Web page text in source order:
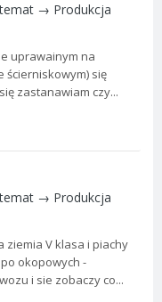
→ Produkcja
uprawainym na
ścierniskowym) się
zastanawiam czy...
→ Produkcja
ziemia V klasa i piachy
okopowych -
i sie zobaczy co...